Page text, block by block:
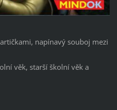
napínavý souboj mezi
věk, starší školní věk a